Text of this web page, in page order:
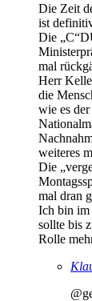
Die Zeit
ist
Die
mal
Herr
die
wie es
weiteres
Die
mal dran
Ich bin im
sollte bis
Rolle